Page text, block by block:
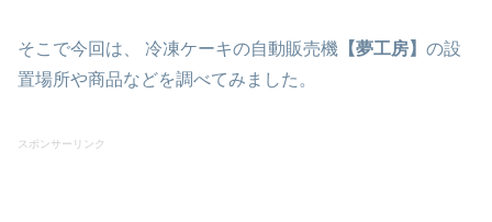
そこで今回は、 冷凍ケーキの自動販売機 【夢工房】 の設
置場所や商品などを調べてみました。
スポンサーリンク